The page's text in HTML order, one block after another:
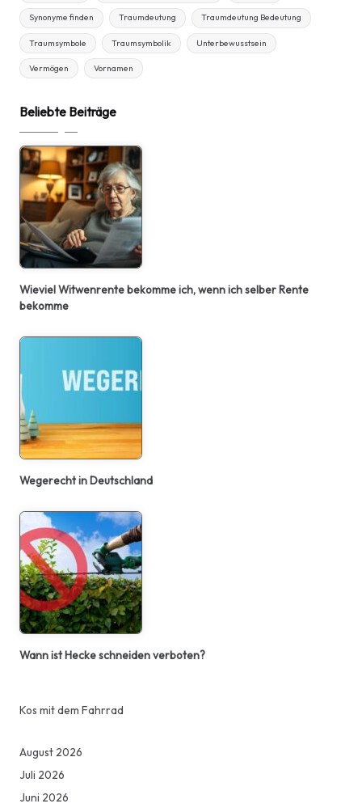
Synonyme finden Traumdeutung Traumdeutung Bedeutung
Traumsymbole Traumsymbolik Unterbewusstsein
Vermögen Vornamen
Beliebte Beiträge
Wieviel Witwenrente bekomme ich, wenn ich selber Rente
bekomme
Wegerecht in Deutschland
Wann ist Hecke schneiden verboten?
Kos mit dem Fahrrad
August 2026
Juli 2026
Juni 2026